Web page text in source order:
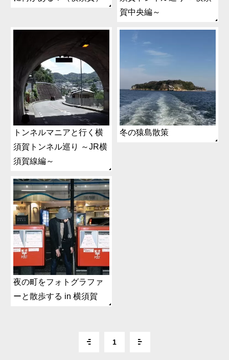
賀中央編～
トンネルマニアと行く横
須賀トンネル巡り ～JR横
須賀線編～
冬の猿島散策
夜の町をフォトグラファ
ーと散歩する in 横須賀
1